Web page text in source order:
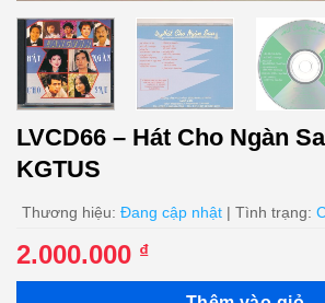
LVCD66 – Hát Cho Ngàn
KGTUS
Thương hiệu: Đang cập nhật | Tình trạng:
2.000.000 ₫